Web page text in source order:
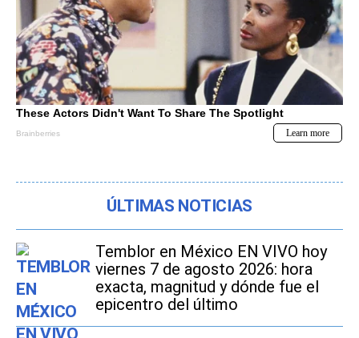
ÚLTIMAS NOTICIAS
Temblor en México EN VIVO hoy
viernes 7 de agosto 2026: hora
exacta, magnitud y dónde fue el
epicentro del último